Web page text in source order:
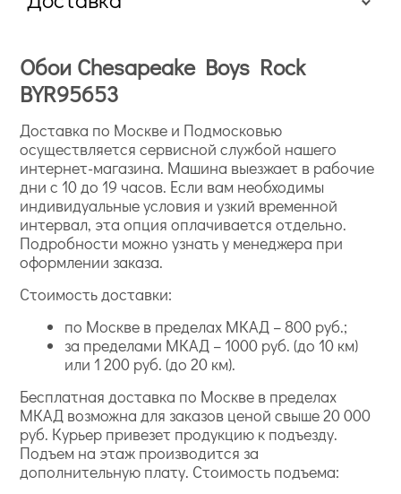
Обои Chesapeake Boys Rock
BYR95653
Доставка по Москве и Подмосковью
осуществляется сервисной службой нашего
интернет-магазина. Машина выезжает в рабочие
дни с 10 до 19 часов. Если вам необходимы
индивидуальные условия и узкий временной
интервал, эта опция оплачивается отдельно.
Подробности можно узнать у менеджера при
оформлении заказа.
Стоимость доставки:
по Москве в пределах МКАД – 800 руб.;
за пределами МКАД – 1000 руб. (до 10 км)
или 1 200 руб. (до 20 км).
Бесплатная доставка по Москве в пределах
МКАД возможна для заказов ценой свыше 20 000
руб. Курьер привезет продукцию к подъезду.
Подъем на этаж производится за
дополнительную плату. Стоимость подъема: